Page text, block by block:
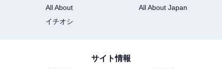
All About
All About Japan
イチオシ
サイト情報